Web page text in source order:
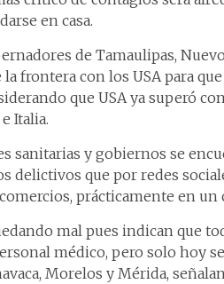
en casa.
de Tamaulipas,
frontera con los USA para
que USA ya superó
Italia.
sanitarias y gobiernos se
delictivos que por redes
prácticamente en
mal pues indican que
médico, pero solo hoy
Morelos y Mérida,